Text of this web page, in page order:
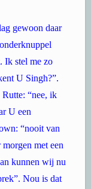
gewoon daar
Ik stel me zo
U Singh?”.
“nee, ik
U een
“nooit van
met een
kunnen wij nu
Nou is dat